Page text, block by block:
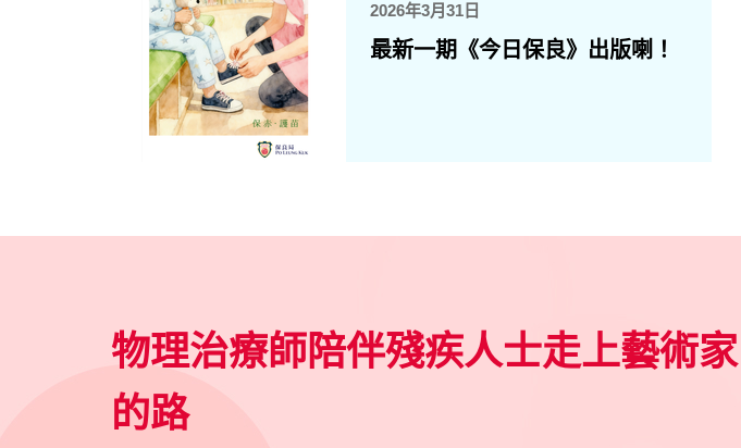
2026年3月31日
最新一期《今日保良》出版喇！
物理治療師陪伴殘疾人士走上藝術家
的路